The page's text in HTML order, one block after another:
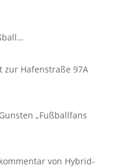
zur Hafenstraße 97A
„Fußballfans
von Hybrid-